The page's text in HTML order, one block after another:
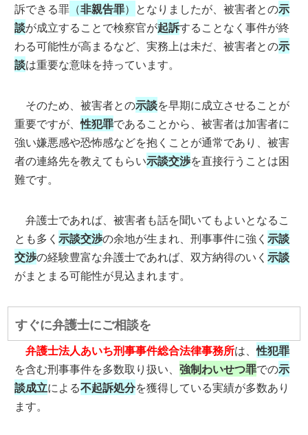
訴できる罪 （非親告罪） となりましたが、被害者との示
談が成立することで検察官が起訴することなく事件が終
わる可能性が高まるなど、実務上は未だ、被害者との示
談は重要な意味を持っています。
そのため、被害者との示談を早期に成立させることが
重要ですが、性犯罪であることから、被害者は加害者に
強い嫌悪感や恐怖感などを抱くことが通常であり、被害
者の連絡先を教えてもらい示談交渉を直接行うことは困
難です。
弁護士であれば、被害者も話を聞いてもよいとなるこ
とも多く示談交渉の余地が生まれ、刑事事件に強く示談
交渉の経験豊富な弁護士であれば、双方納得のいく示談
がまとまる可能性が見込まれます。
すぐに弁護士にご相談を
弁護士法人あいち刑事事件総合法律事務所は、性犯罪
を含む刑事事件を多数取り扱い、強制わいせつ罪での示
談成立による不起訴処分を獲得している実績が多数あり
ます。